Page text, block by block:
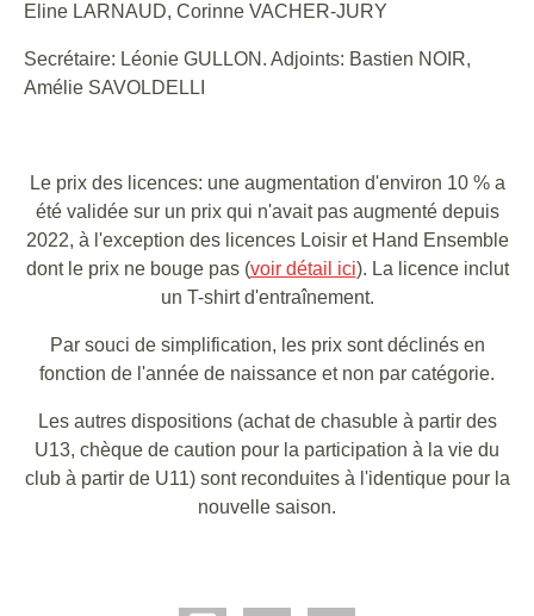
Eline LARNAUD, Corinne VACHER-JURY
Secrétaire: Léonie GULLON. Adjoints: Bastien NOIR,
Amélie SAVOLDELLI
Le prix des licences: une augmentation d'environ 10 % a
été validée sur un prix qui n'avait pas augmenté depuis
2022, à l'exception des licences Loisir et Hand Ensemble
dont le prix ne bouge pas (voir détail ici). La licence inclut
un T-shirt d'entraînement.
Par souci de simplification, les prix sont déclinés en
fonction de l'année de naissance et non par catégorie.
Les autres dispositions (achat de chasuble à partir des
U13, chèque de caution pour la participation à la vie du
club à partir de U11) sont reconduites à l'identique pour la
nouvelle saison.